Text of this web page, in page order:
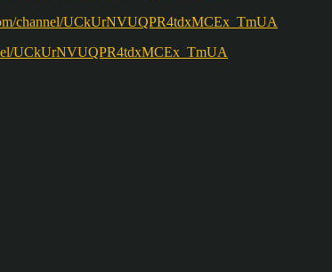
UCkUrNVUQPR4tdxMCEx_TmUA